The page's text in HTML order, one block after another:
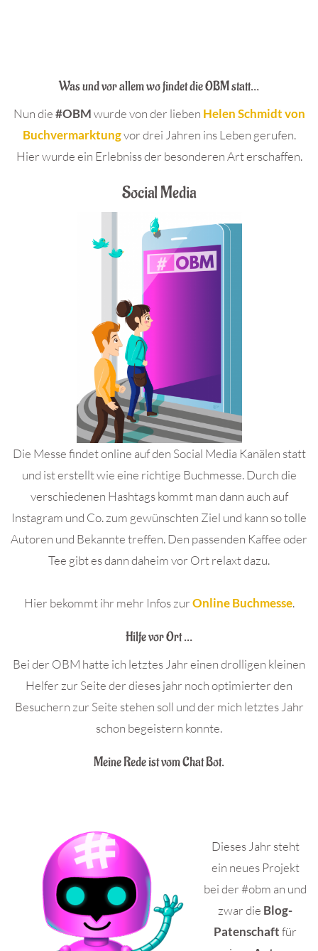
Was und vor allem wo findet die OBM statt…
Nun die#OBMwurde von der lieben Helen Schmidt von
Buchvermarktungvor drei Jahren ins Leben gerufen.
Hier wurde ein Erlebniss der besonderen Art erschaffen.
Social Media
Die Messe findet online auf den Social Media Kanälen statt
und ist erstellt wie eine richtige Buchmesse. Durch die
verschiedenen Hashtags kommt man dann auch auf
Instagram und Co. zum gewünschten Ziel und kann so tolle
Autoren und Bekannte treffen. Den passenden Kaffee oder
Tee gibt es dann daheim vor Ort relaxt dazu.
Hier bekommt ihr mehr Infos zurOnline Buchmesse.
Hilfe vor Ort …
Bei der OBM hatte ich letztes Jahr einen drolligen kleinen
Helfer zur Seite der dieses jahr noch optimierter den
Besuchern zur Seite stehen soll und der mich letztes Jahr
schon begeistern konnte.
Meine Rede ist vom Chat Bot.
Dieses Jahr steht
ein neues Projekt
bei der #obm an und
zwar die Blog-
Patenschaftfür